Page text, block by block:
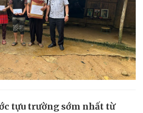
tựu trường sớm nhất từ